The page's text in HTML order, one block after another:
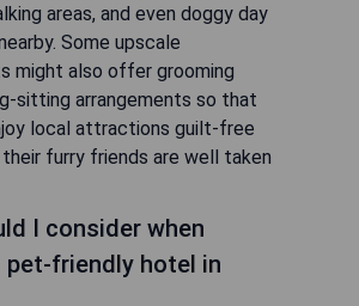
areas, and even doggy day
Some upscale
might also offer grooming
sitting arrangements so that
local attractions guilt-free
their furry friends are well taken
I consider when
pet-friendly hotel in